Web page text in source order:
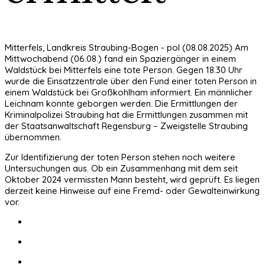
Mitterfels, Landkreis Straubing-Bogen - pol (08.08.2025) Am
Mittwochabend (06.08.) fand ein Spaziergänger in einem
Waldstück bei Mitterfels eine tote Person. Gegen 18.30 Uhr
wurde die Einsatzzentrale über den Fund einer toten Person in
einem Waldstück bei Großkohlham informiert. Ein männlicher
Leichnam konnte geborgen werden. Die Ermittlungen der
Kriminalpolizei Straubing hat die Ermittlungen zusammen mit
der Staatsanwaltschaft Regensburg – Zweigstelle Straubing
übernommen.
Zur Identifizierung der toten Person stehen noch weitere
Untersuchungen aus. Ob ein Zusammenhang mit dem seit
Oktober 2024 vermissten Mann besteht, wird geprüft. Es liegen
derzeit keine Hinweise auf eine Fremd- oder Gewalteinwirkung
vor.